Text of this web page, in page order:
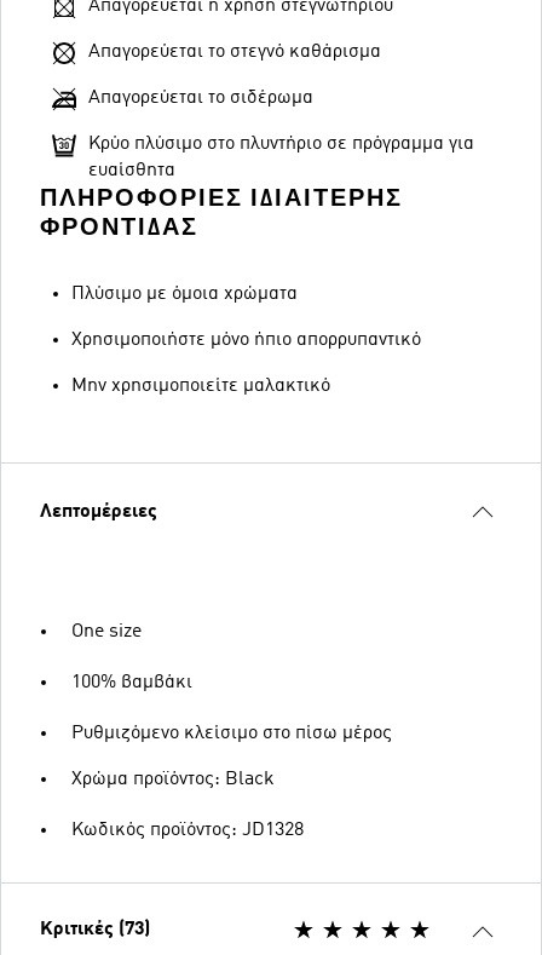
Απαγορεύεται η χρήση στεγνωτηρίου
Απαγορεύεται το στεγνό καθάρισμα
Απαγορεύεται το σιδέρωμα
Κρύο πλύσιμο στο πλυντήριο σε πρόγραμμα για
ευαίσθητα
ΠΛΗΡΟΦΟΡΊΕΣ ΙΔΙΑΊΤΕΡΗΣ
ΦΡΟΝΤΊΔΑΣ
Πλύσιμο με όμοια χρώματα
Χρησιμοποιήστε μόνο ήπιο απορρυπαντικό
Μην χρησιμοποιείτε μαλακτικό
Λεπτομέρειες
One size
100% βαμβάκι
Ρυθμιζόμενο κλείσιμο στο πίσω μέρος
Χρώμα προϊόντος: Black
Κωδικός προϊόντος: JD1328
Κριτικές (73)